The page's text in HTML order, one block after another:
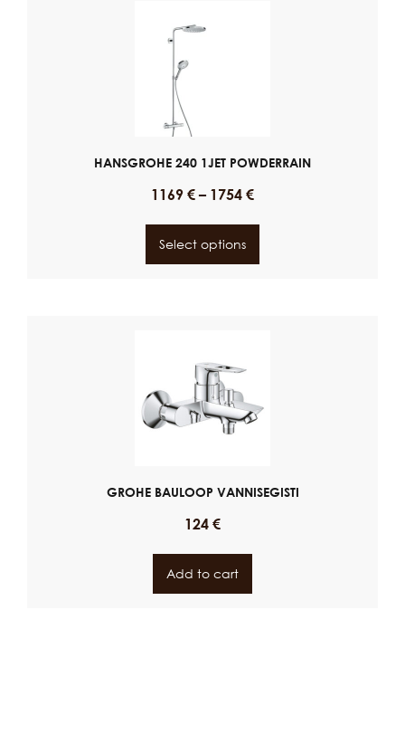
HANSGROHE 240 1JET POWDERRAIN
1169 € – 1754 €
Select options
GROHE BAULOOP VANNISEGISTI
124 €
Add to cart